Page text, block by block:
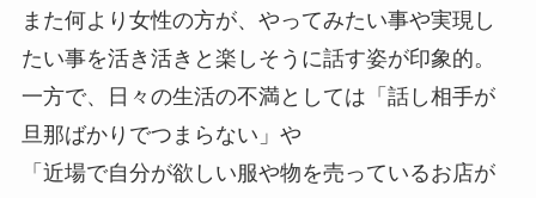
また何より女性の方が、やってみたい事や実現し
たい事を活き活きと楽しそうに話す姿が印象的。
一方で、日々の生活の不満としては「話し相手が
旦那ばかりでつまらない」や
「近場で自分が欲しい服や物を売っているお店が